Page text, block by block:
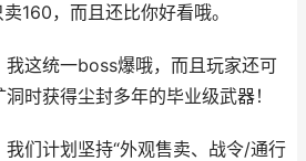
160，而且还比你好看哦。
我这统一boss爆哦，而且玩家还可
时获得尘封多年的毕业级武器！
们计划坚持“外观售卖、战令/通行